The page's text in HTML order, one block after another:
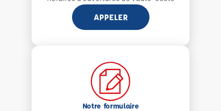
APPELER
Notre formulaire